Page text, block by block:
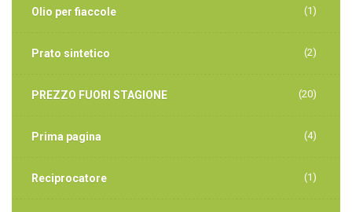
Olio per fiaccole (1)
Prato sintetico (2)
PREZZO FUORI STAGIONE (20)
Prima pagina (4)
Reciprocatore (1)